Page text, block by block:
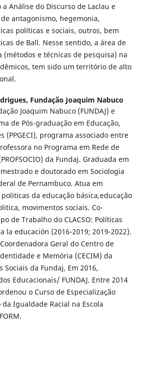
Análise do Discurso de Laclau e
antagonismo, hegemonia,
políticas e sociais, outros, bem
de Ball. Nesse sentido, a área de
e técnicas de pesquisa) na
tem sido um território de alto
Fundação Joaquim Nabuco
Joaquim Nabuco (FUNDAJ) e
de Pós-graduação em Educação,
(PPGECI), programa associado entre
no Programa em Rede de
da Fundaj. Graduada em
e doutorado em Sociologia
de Pernambuco. Atua em
da educação básica,educação
movimentos sociais. Co-
de Trabalho do CLACSO: Políticas
la educación (2016-2019; 2019-2022).
Geral do Centro de
e Memória (CECIM) da
Sociais da Fundaj, Em 2016,
Educacionais/ FUNDAJ. Entre 2014
o Curso de Especialização
Igualdade Racial na Escola